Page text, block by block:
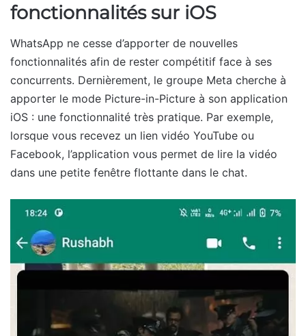
fonctionnalités sur iOS
WhatsApp ne cesse d’apporter de nouvelles
fonctionnalités afin de rester compétitif face à ses
concurrents. Dernièrement, le groupe Meta cherche à
apporter le mode Picture-in-Picture à son application
iOS : une fonctionnalité très pratique. Par exemple,
lorsque vous recevez un lien vidéo YouTube ou
Facebook, l’application vous permet de lire la vidéo
dans une petite fenêtre flottante dans le chat.